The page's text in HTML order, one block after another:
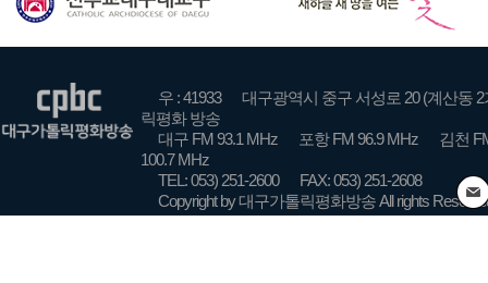
우 : 41933
대구광역시 중구 서성로 20 (계산동 2
릭평화 방송
대구 FM 93.1 MHz
포항 FM 96.9 MHz
김천
100.7 MHz
TEL: 053) 251-2600
FAX: 053) 251-2608
Copyright by 대구가톨릭평화방송 All rights